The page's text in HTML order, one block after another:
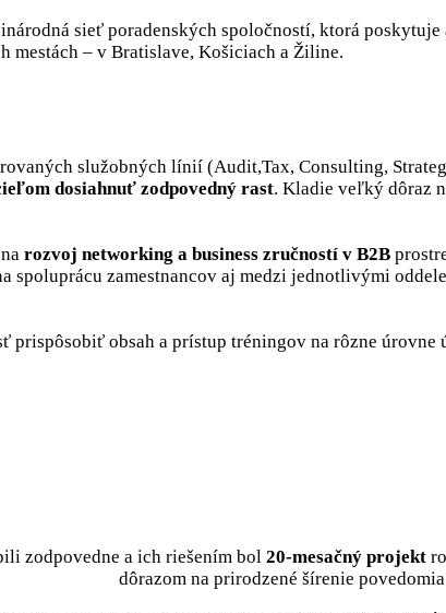
sieť poradenských spoločností, ktorá
mestách – v Bratislave, Košiciach a Žiline.
služobných línií (Audit,Tax, Consulting,
dosiahnuť zodpovedný rast. Kladie veľký dôraz
rozvoj networking a business zručností v B2B
spoluprácu zamestnancov aj medzi jednotlivými
prispôsobiť obsah a prístup tréningov na rôzne
zodpovedne a ich riešením bol 20-mesačný projekt
dôrazom na prirodzené šírenie